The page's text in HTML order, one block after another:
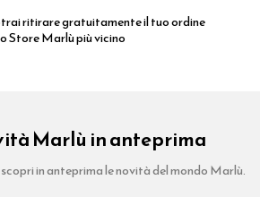
ritirare gratuitamente il tuo ordine
Store Marlù più vicino
Marlù in anteprima
in anteprima le novità del mondo Marlù.